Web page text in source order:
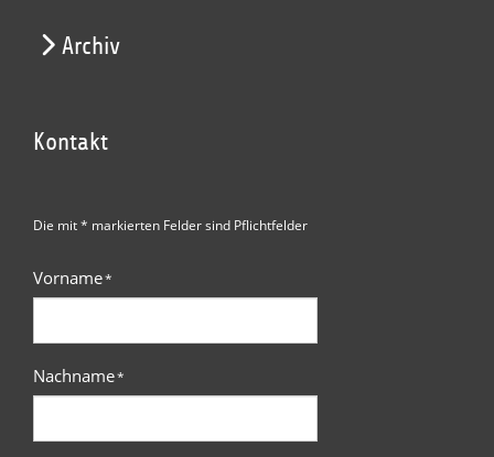
Archiv
Kontakt
Die mit * markierten Felder sind Pflichtfelder
Vorname*
Nachname*